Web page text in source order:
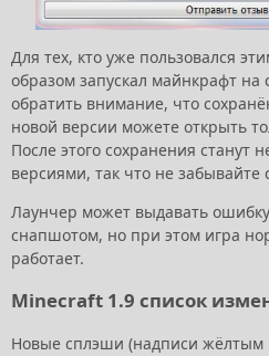
Для тех, кто уже пользовался
образом запускал майнкрафт на
обратить внимание, что
новой версии можете открыть
После этого сохранения
версиями, так что не забывайте
Лаунчер может выдавать
снапшотом, но при этом игра
работает.
Minecraft 1.9 список
Новые сплэши (надписи жёлтым